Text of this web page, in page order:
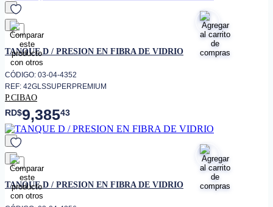
favorito
TANQUE D / PRESION EN FIBRA DE VIDRIO
CÓDIGO: 03-04-4352
REF: 42GLSSUPERPREMIUM
P.CIBAO
RD$9,38543
favorito
TANQUE D / PRESION EN FIBRA DE VIDRIO